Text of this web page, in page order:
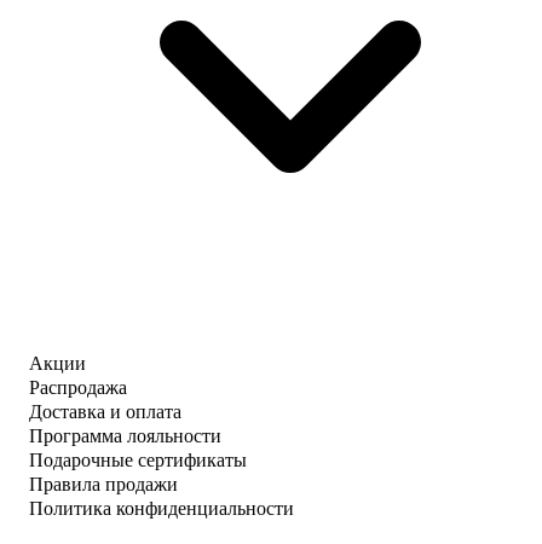
Акции
Распродажа
Доставка и оплата
Программа лояльности
Подарочные сертификаты
Правила продажи
Политика конфиденциальности